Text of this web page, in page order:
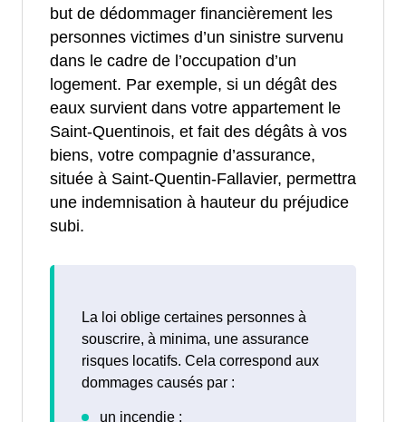
but de dédommager financièrement les
personnes victimes d’un sinistre survenu
dans le cadre de l’occupation d’un
logement. Par exemple, si un dégât des
eaux survient dans votre appartement le
Saint-Quentinois, et fait des dégâts à vos
biens, votre compagnie d’assurance,
située à Saint-Quentin-Fallavier, permettra
une indemnisation à hauteur du préjudice
subi.
La loi oblige certaines personnes à
souscrire, à minima, une assurance
risques locatifs. Cela correspond aux
dommages causés par :